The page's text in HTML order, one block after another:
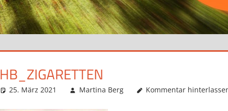
HB_ZIGARETTEN
25. März 2021 Martina Berg Kommentar